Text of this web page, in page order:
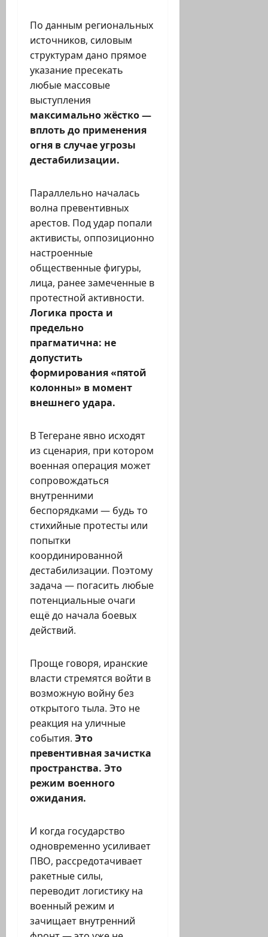
По данным региональных
источников, силовым
структурам дано прямое
указание пресекать
любые массовые
выступления
максимально жёстко —
вплоть до применения
огня в случае угрозы
дестабилизации.
Параллельно началась
волна превентивных
арестов. Под удар попали
активисты, оппозиционно
настроенные
общественные фигуры,
лица, ранее замеченные в
протестной активности.
Логика проста и
предельно
прагматична: не
допустить
формирования «пятой
колонны» в момент
внешнего удара.
В Тегеране явно исходят
из сценария, при котором
военная операция может
сопровождаться
внутренними
беспорядками — будь то
стихийные протесты или
попытки
координированной
дестабилизации. Поэтому
задача — погасить любые
потенциальные очаги
ещё до начала боевых
действий.
Проще говоря, иранские
власти стремятся войти в
возможную войну без
открытого тыла. Это не
реакция на уличные
события. Это
превентивная зачистка
пространства. Это
режим военного
ожидания.
И когда государство
одновременно усиливает
ПВО, рассредотачивает
ракетные силы,
переводит логистику на
военный режим и
зачищает внутренний